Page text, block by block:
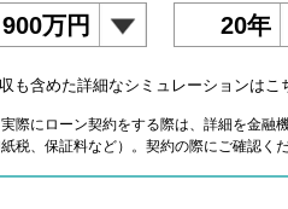
900万円 20年
も含めた詳細なシミュレーションはこ
にローン契約をする際は、詳細を金融
、保証料など）。契約の際にご確認くだ